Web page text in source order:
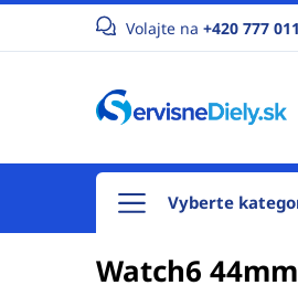
Volajte na +420 777
Vyberte
Watch6